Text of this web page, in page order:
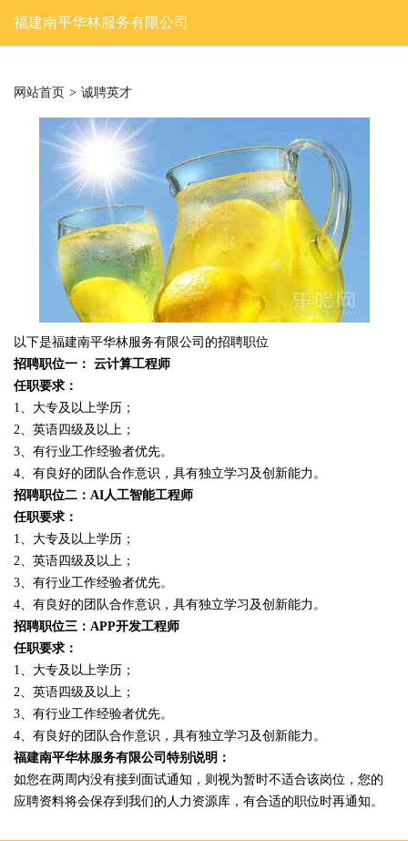
福建南平华林服务有限公司
网站首页 > 诚聘英才
以下是福建南平华林服务有限公司的招聘职位
招聘职位一： 云计算工程师
任职要求：
1、大专及以上学历；
2、英语四级及以上；
3、有行业工作经验者优先。
4、有良好的团队合作意识，具有独立学习及创新能力。
招聘职位二：AI人工智能工程师
任职要求：
1、大专及以上学历；
2、英语四级及以上；
3、有行业工作经验者优先。
4、有良好的团队合作意识，具有独立学习及创新能力。
招聘职位三：APP开发工程师
任职要求：
1、大专及以上学历；
2、英语四级及以上；
3、有行业工作经验者优先。
4、有良好的团队合作意识，具有独立学习及创新能力。
福建南平华林服务有限公司特别说明：
如您在两周内没有接到面试通知，则视为暂时不适合该岗位，您的
应聘资料将会保存到我们的人力资源库，有合适的职位时再通知。